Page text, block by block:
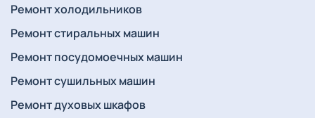
Ремонт холодильников
Ремонт стиральных машин
Ремонт посудомоечных машин
Ремонт сушильных машин
Ремонт духовых шкафов